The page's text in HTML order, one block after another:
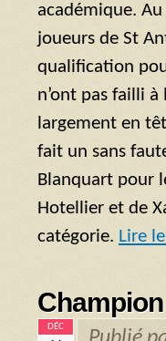
académique.
joueurs de St
qualification
n’ont pas failli
largement en
fait un sans
Blanquart pour
Hotellier et de
catégorie. Lire
DÉC